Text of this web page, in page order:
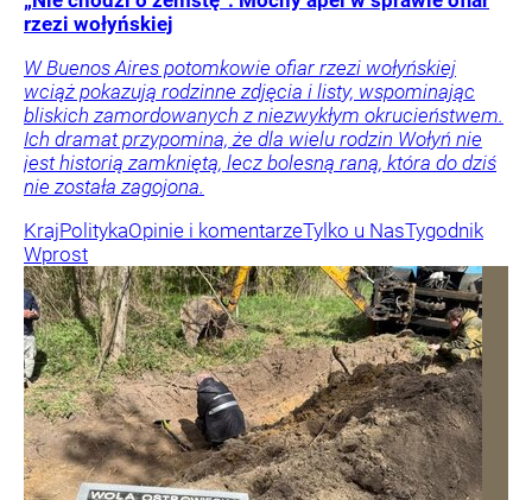
rzezi wołyńskiej
W Buenos Aires potomkowie ofiar rzezi wołyńskiej
wciąż pokazują rodzinne zdjęcia i listy, wspominając
bliskich zamordowanych z niezwykłym okrucieństwem.
Ich dramat przypomina, że dla wielu rodzin Wołyń nie
jest historią zamkniętą, lecz bolesną raną, która do dziś
nie została zagojona.
KrajPolitykaOpinie i komentarzeTylko u NasTygodnik
Wprost